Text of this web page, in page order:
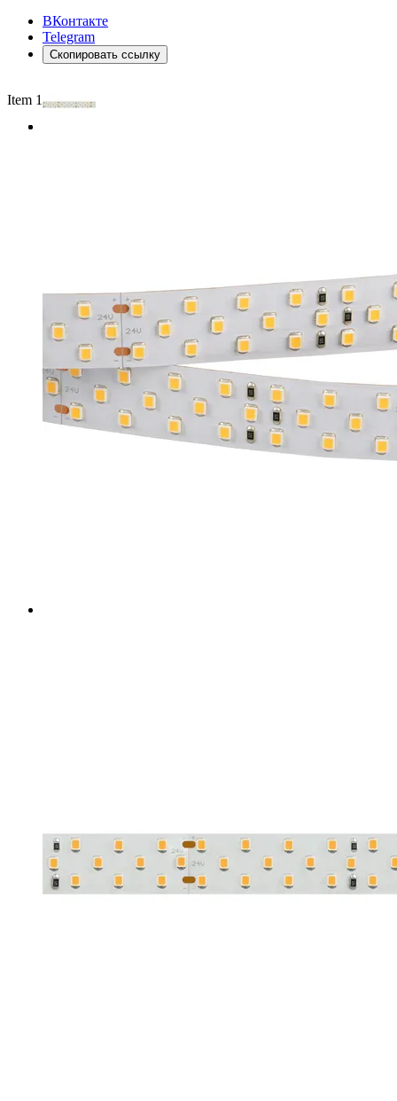
ВКонтакте
Telegram
Скопировать ссылку
Item 1 of 2